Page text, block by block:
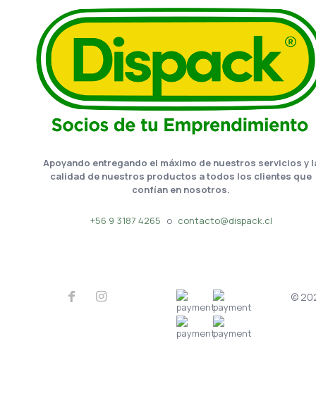
Apoyando entregando el máximo de nuestros servicios y
calidad de nuestros productos a todos los clientes que
confían en nosotros.
+56 9 3187 4265 o contacto@dispack.cl
©